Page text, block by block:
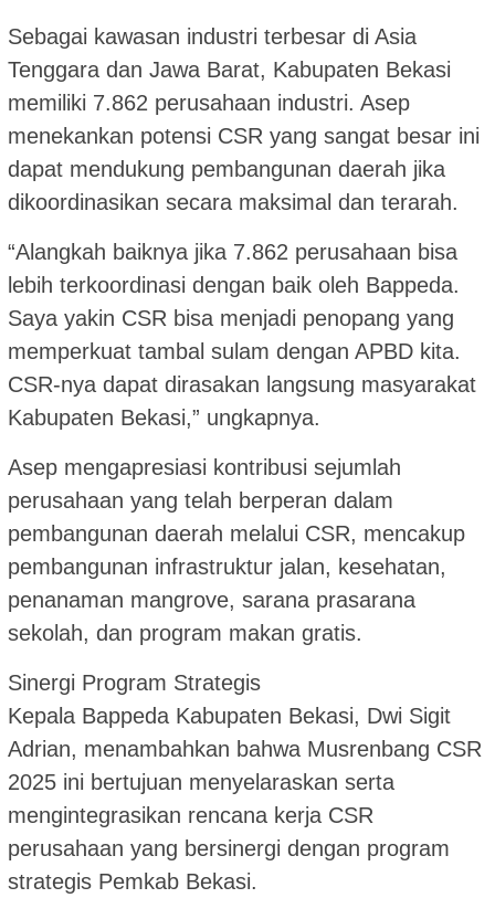
Sebagai kawasan industri terbesar di Asia
Tenggara dan Jawa Barat, Kabupaten Bekasi
memiliki 7.862 perusahaan industri. Asep
menekankan potensi CSR yang sangat besar ini
dapat mendukung pembangunan daerah jika
dikoordinasikan secara maksimal dan terarah.
“Alangkah baiknya jika 7.862 perusahaan bisa
lebih terkoordinasi dengan baik oleh Bappeda.
Saya yakin CSR bisa menjadi penopang yang
memperkuat tambal sulam dengan APBD kita.
CSR-nya dapat dirasakan langsung masyarakat
Kabupaten Bekasi,” ungkapnya.
Asep mengapresiasi kontribusi sejumlah
perusahaan yang telah berperan dalam
pembangunan daerah melalui CSR, mencakup
pembangunan infrastruktur jalan, kesehatan,
penanaman mangrove, sarana prasarana
sekolah, dan program makan gratis.
Sinergi Program Strategis
Kepala Bappeda Kabupaten Bekasi, Dwi Sigit
Adrian, menambahkan bahwa Musrenbang CSR
2025 ini bertujuan menyelaraskan serta
mengintegrasikan rencana kerja CSR
perusahaan yang bersinergi dengan program
strategis Pemkab Bekasi.